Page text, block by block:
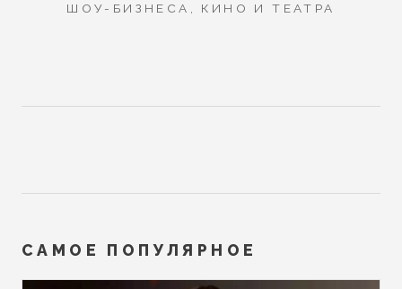
ШОУ-БИЗНЕСА, КИНО И ТЕАТРА
САМОЕ ПОПУЛЯРНОЕ